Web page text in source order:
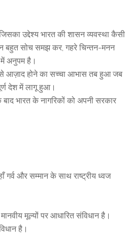
उद्देश्य भारत की शासन व्यवस्था कैसी
बहुत सोच समझ कर, गहरे चिन्तन-मनन
अनुपम है।
से आज़ाद होने का सच्चा आभास तब हुआ जब
देश में लागू हुआ।
भारत के नागरिकों को अपनी सरकार
गर्व और सम्मान के साथ राष्ट्रीय ध्वज
मूल्यों पर आधारित संविधान है।
है।